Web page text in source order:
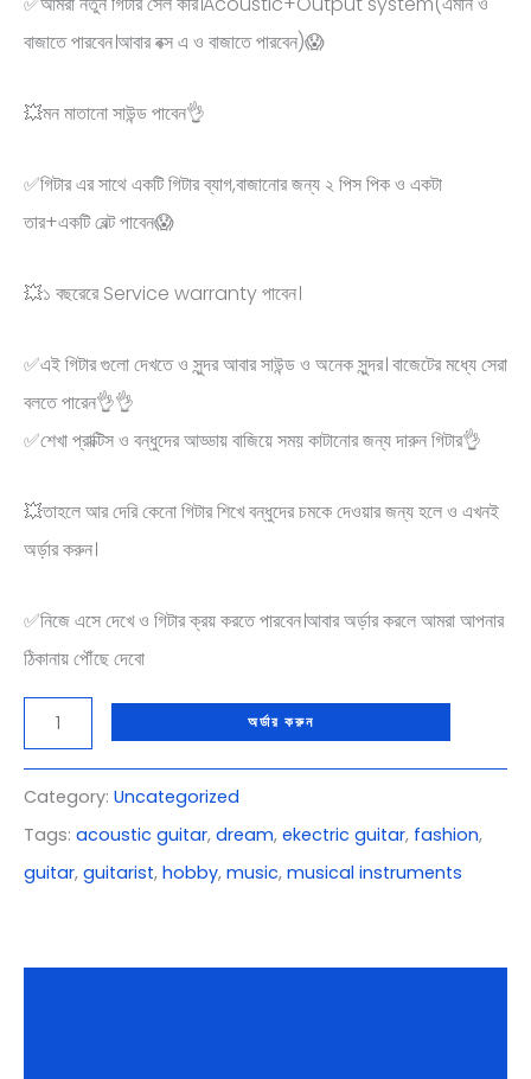
বাজাতে পারবেন।আবার বক্স এ ও বাজাতে পারবেন)😱
💥মন মাতানো সাউন্ড পাবেন👌
✅গিটার এর সাথে একটি গিটার ব্যাগ,বাজানোর জন্য ২ পিস পিক ও একটা
তার+একটি বেল্ট পাবেন😱
💥১ বছরেরে Service warranty পাবেন।
✅এই গিটার গুলো দেখতে ও সুন্দর আবার সাউন্ড ও অনেক সুন্দর। বাজেটের মধ্যে সেরা
বলতে পারেন👌👌
✅শেখা প্রাক্টিস ও বন্ধুদের আড্ডায় বাজিয়ে সময় কাটানোর জন্য দারুন গিটার👌
💥তাহলে আর দেরি কেনো গিটার শিখে বন্ধুদের চমকে দেওয়ার জন্য হলে ও এখনই
অর্ড়ার করুন।
✅নিজে এসে দেখে ও গিটার ক্রয় করতে পারবেন।আবার অর্ড়ার করলে আমরা আপনার
ঠিকানায় পৌঁছে দেবো
অর্ডার করুন
Category: Uncategorized
Tags: acoustic guitar, dream, ekectric guitar, fashion,
guitar, guitarist, hobby, music, musical instruments